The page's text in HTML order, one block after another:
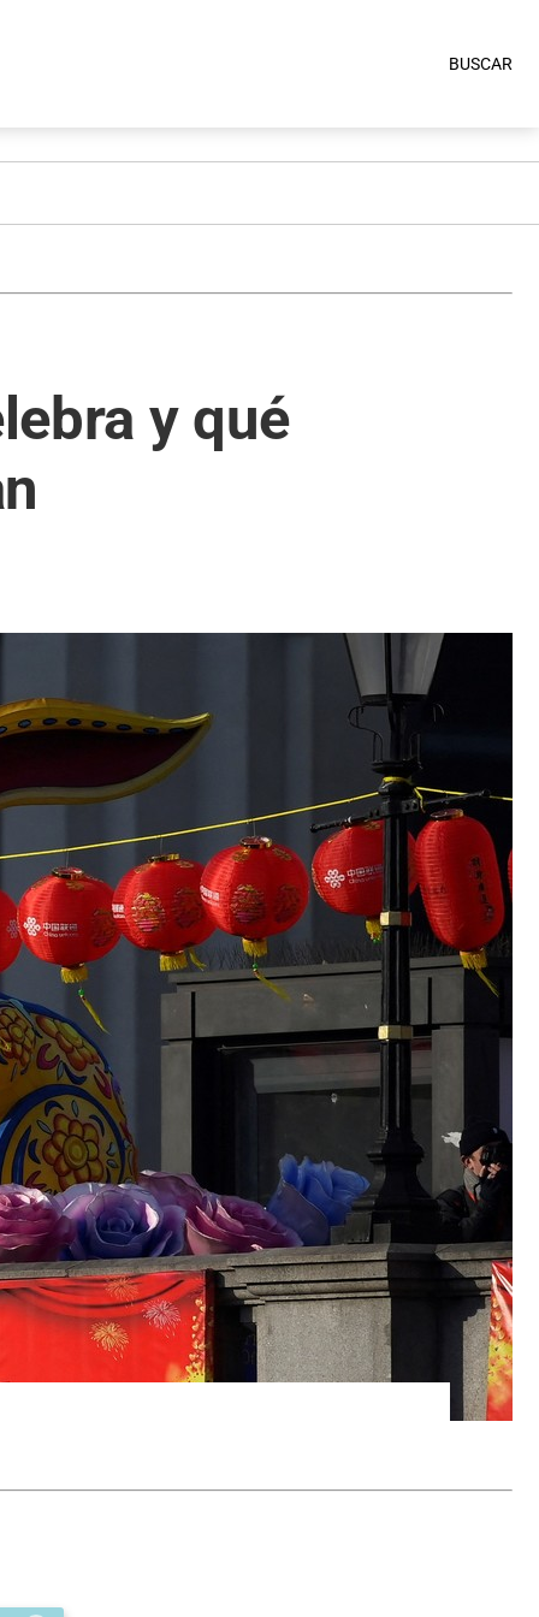
BUSCAR
y qué